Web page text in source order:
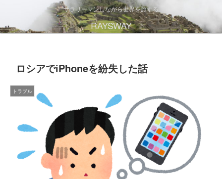
サラリーマンしながら世界を旅する
RAYSWAY
ロシアでiPhoneを紛失した話
トラブル